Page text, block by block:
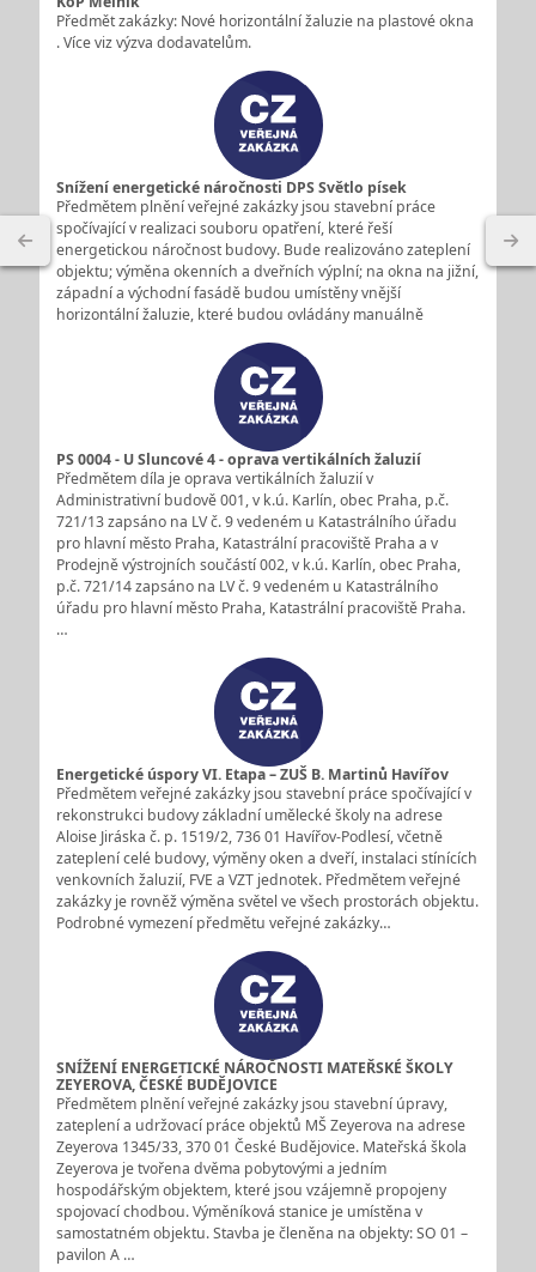
Předmět zakázky: Nové horizontální žaluzie na plastové okna
. Více viz výzva dodavatelům.
Snížení energetické náročnosti DPS Světlo písek
Předmětem plnění veřejné zakázky jsou stavební práce
spočívající v realizaci souboru opatření, které řeší
energetickou náročnost budovy. Bude realizováno zateplení
objektu; výměna okenních a dveřních výplní; na okna na jižní,
západní a východní fasádě budou umístěny vnější
horizontální žaluzie, které budou ovládány manuálně
PS 0004 - U Sluncové 4 - oprava vertikálních žaluzií
Předmětem díla je oprava vertikálních žaluzií v
Administrativní budově 001, v k.ú. Karlín, obec Praha, p.č.
721/13 zapsáno na LV č. 9 vedeném u Katastrálního úřadu
pro hlavní město Praha, Katastrální pracoviště Praha a v
Prodejně výstrojních součástí 002, v k.ú. Karlín, obec Praha,
p.č. 721/14 zapsáno na LV č. 9 vedeném u Katastrálního
úřadu pro hlavní město Praha, Katastrální pracoviště Praha.
…
Energetické úspory VI. Etapa – ZUŠ B. Martinů Havířov
Předmětem veřejné zakázky jsou stavební práce spočívající v
rekonstrukci budovy základní umělecké školy na adrese
Aloise Jiráska č. p. 1519/2, 736 01 Havířov-Podlesí, včetně
zateplení celé budovy, výměny oken a dveří, instalaci stínících
venkovních žaluzií, FVE a VZT jednotek. Předmětem veřejné
zakázky je rovněž výměna světel ve všech prostorách objektu.
Podrobné vymezení předmětu veřejné zakázky…
SNÍŽENÍ ENERGETICKÉ NÁROČNOSTI MATEŘSKÉ ŠKOLY
ZEYEROVA, ČESKÉ BUDĚJOVICE
Předmětem plnění veřejné zakázky jsou stavební úpravy,
zateplení a udržovací práce objektů MŠ Zeyerova na adrese
Zeyerova 1345/33, 370 01 České Budějovice. Mateřská škola
Zeyerova je tvořena dvěma pobytovými a jedním
hospodářským objektem, které jsou vzájemně propojeny
spojovací chodbou. Výměníková stanice je umístěna v
samostatném objektu. Stavba je členěna na objekty: SO 01 –
pavilon A …